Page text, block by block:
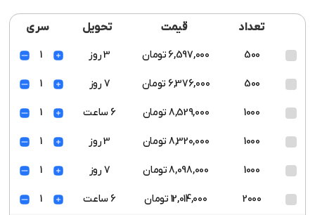
تعداد قیمت تحویل سری
500 6,597,000 تومان 3 روز 1
500 6,376,000 تومان 7 روز 1
1000 8,529,000 تومان 6 ساعت 1
1000 8,320,000 تومان 3 روز 1
1000 8,098,000 تومان 7 روز 1
2000 12,014,000 تومان 6 ساعت 1